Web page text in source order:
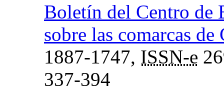
Boletín del Centro de
sobre las comarcas
1887-1747, ISSN-e
337-394